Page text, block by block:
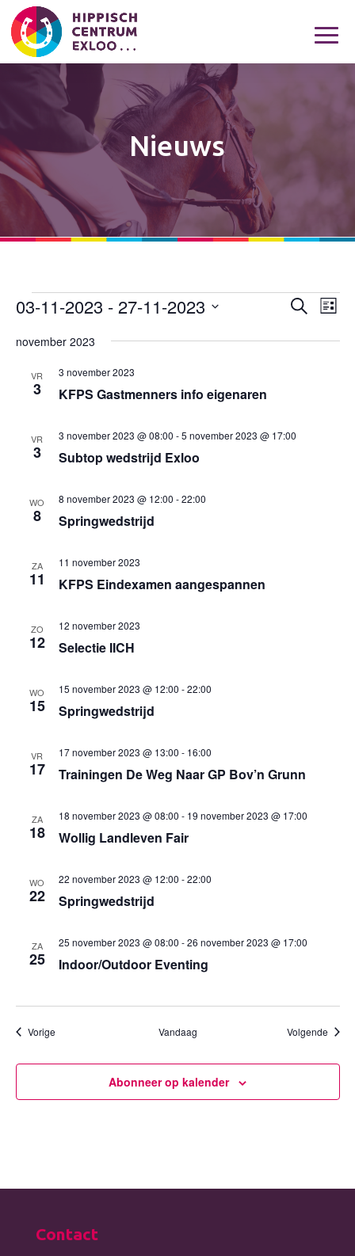
Nieuws
Evenementen Zoeken
Lijst
03-11-2023 - 27-11-2023
datum.
november 2023
VR
3 KFPS Gastmenners info eigenaren
3 november 2023
VR
3 Subtop wedstrijd Exloo
3 november 2023 @ 08:00 -5 november 2023 @ 17:00
WO
8 Springwedstrijd
8 november 2023 @ 12:00 -22:00
ZA
11 KFPS Eindexamen aangespannen
11 november 2023
ZO
12 Selectie IICH
12 november 2023
WO
15 Springwedstrijd
15 november 2023 @ 12:00 -22:00
VR
17 Trainingen De Weg Naar GP Bov’n Grunn
17 november 2023 @ 13:00 - 16:00
ZA
18 Wollig Landleven Fair
18 november 2023 @ 08:00 - 19 november 2023 @ 17:00
WO
22 Springwedstrijd
22 november 2023 @ 12:00 -22:00
ZA
25 Indoor/Outdoor Eventing
25 november 2023 @ 08:00 -26 november 2023 @ 17:00
VorigeEvenementen Vandaag Volgende
Abonneer op kalender
Contact